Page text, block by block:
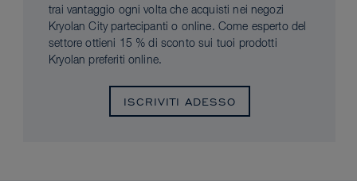
trai vantaggio ogni volta che acquisti nei negozi
Kryolan City partecipanti o online. Come esperto del
settore ottieni 15 % di sconto sui tuoi prodotti
Kryolan preferiti online.
ISCRIVITI ADESSO